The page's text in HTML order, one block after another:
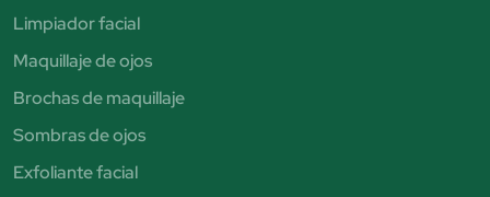
Limpiador facial
Maquillaje de ojos
Brochas de maquillaje
Sombras de ojos
Exfoliante facial